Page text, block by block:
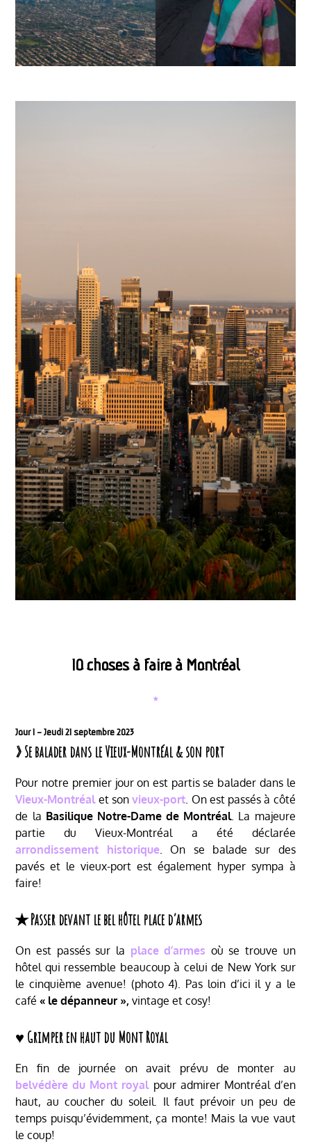
10 choses à faire à Montréal
⋆
Jour 1 – Jeudi 21 septembre 2023
» Se balader dans le Vieux-Montréal & son port
Pour notre premier jour on est partis se balader dans le
Vieux-Montréal et sonvieux-port. On est passés à côté
de la Basilique Notre-Dame de Montréal. La majeure
partie du Vieux-Montréal a été déclarée
arrondissement historique. On se balade sur des
pavés et le vieux-port est également hyper sympa à
faire!
✭ Passer devant le bel hôtel place d’armes
On est passés sur la place d’armes où se trouve un
hôtel qui ressemble beaucoup à celui de New York sur
le cinquième avenue! (photo 4). Pas loin d’ici il y a le
café« le dépanneur »,vintage et cosy!
♥ Grimper en haut du Mont Royal
En fin de journée on avait prévu de monter au
belvédère du Mont royal pour admirer Montréal d’en
haut, au coucher du soleil. Il faut prévoir un peu de
temps puisqu’évidemment, ça monte! Mais la vue vaut
le coup!